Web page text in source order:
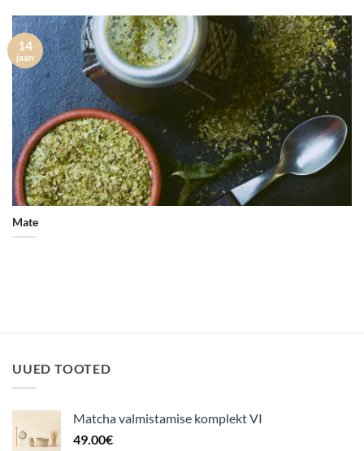
Mate
14
jaan
UUED TOOTED
Matcha valmistamise komplekt VI
49.00€